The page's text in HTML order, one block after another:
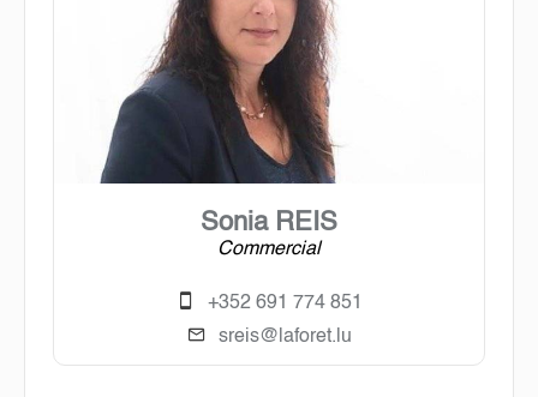
Sonia REIS
Commercial
+352 691 774 851
sreis@laforet.lu